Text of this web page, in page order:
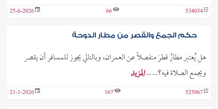
534034
66
25-6-2026
حكم الجمع والقصر من مطار الدوحة
هل يُعتبر مطارُ قطرَ منفصلاً عن العمران، وبالتالي يجوز للمسافر أن يقصر
ويجمع الصلاة فيه؟.. ..المزيد
525067
167
21-1-2026